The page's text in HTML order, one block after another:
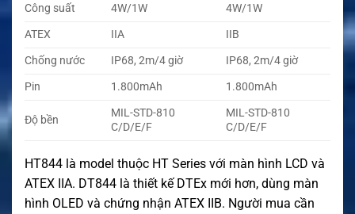
Công suất
4W/1W
4W/1W
ATEX
IIA
IIB
Chống nước
IP68, 2m/4 giờ
IP68, 2m/4 giờ
Pin
1.800mAh 1.800mAh
Độ bền
MIL-STD-810
C/D/E/F
MIL-STD-810
C/D/E/F
HT844 là model thuộc HT Series với màn hình LCD và
ATEX IIA. DT844 là thiết kế DTEx mới hơn, dùng màn
hình OLED và chứng nhận ATEX IIB. Người mua cần